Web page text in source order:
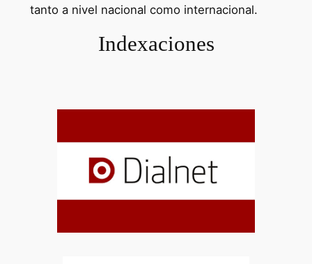
tanto a nivel nacional como internacional.
Indexaciones